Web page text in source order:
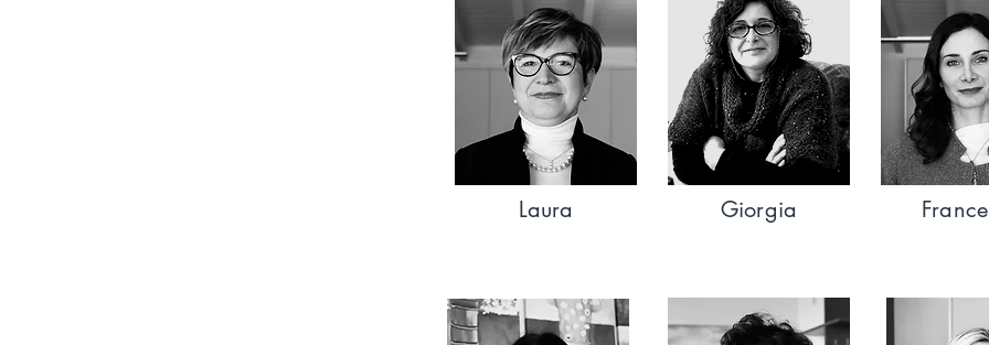
Laura Giorgia